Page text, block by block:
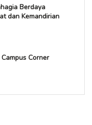
Berdaya
dan Kemandirian
Corner